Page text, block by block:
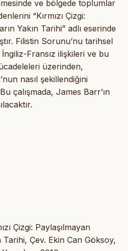
ve bölgede toplumlar
“Kırmızı Çizgi:
Yakın Tarihi” adlı eserinde
Filistin Sorunu’nu tarihsel
Fransız ilişkileri ve bu
üzerinden,
nasıl şekillendiğini
çalışmada, James Barr’ın
Çizgi: Paylaşılmayan
Tarihi, Çev. Ekin Can Göksoy,